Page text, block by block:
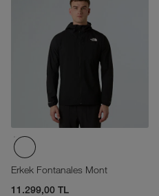
Erkek Fontanales Mont
11.299,00 TL